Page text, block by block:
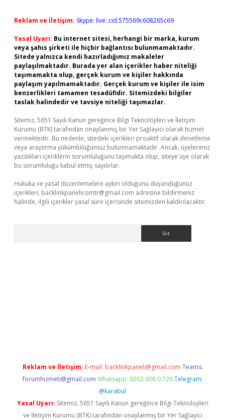
Reklam ve İletişim: Skype: live:.cid.575569c608265c69
Yasal Uyarı: Bu internet sitesi, herhangi bir marka, kurum
veya şahıs şirketi ile hiçbir bağlantısı bulunmamaktadır.
Sitede yalnızca kendi hazırladığımız makaleler
paylaşılmaktadır. Burada yer alan içerikler haber niteliği
taşımamakta olup, gerçek kurum ve kişiler hakkında
paylaşım yapılmamaktadır. Gerçek kurum ve kişiler ile isim
benzerlikleri tamamen tesadüfidir. Sitemizdeki bilgiler
taslak halindedir ve tavsiye niteliği taşımazlar.
Sitemiz, 5651 Sayılı Kanun gereğince Bilgi Teknolojileri ve İletişim
Kurumu (BTK) tarafından onaylanmış bir Yer Sağlayıcı olarak hizmet
vermektedir. Bu nedenle, sitedeki içerikleri proaktif olarak denetleme
veya araştırma yükümlülüğümüz bulunmamaktadır. Ancak, üyelerimiz
yazdıkları içeriklerin sorumluluğunu taşımakta olup, siteye üye olarak
bu sorumluluğu kabul etmiş sayılırlar.
Hukuka ve yasal düzenlemelere aykırı olduğunu düşündüğünüz
içerikleri, backlinkpanelicomtr@gmail.com adresine bildirmeniz
halinde, ilgili içerikler yasal süre içerisinde sitemizden kaldırılacaktır.
Reklam ve İletişim: E-mail: backlinkpaneli@gmail.com Teams:
forumhizmeti@gmail.com Whatsapp: 0262 606 0 726 Telegram:
@karabul
Yasal Uyarı: Sitemiz, 5651 Sayılı Kanun gereğince Bilgi Teknolojileri
ve İletişim Kurumu (BTK) tarafından onaylanmış bir Yer Sağlayıcı